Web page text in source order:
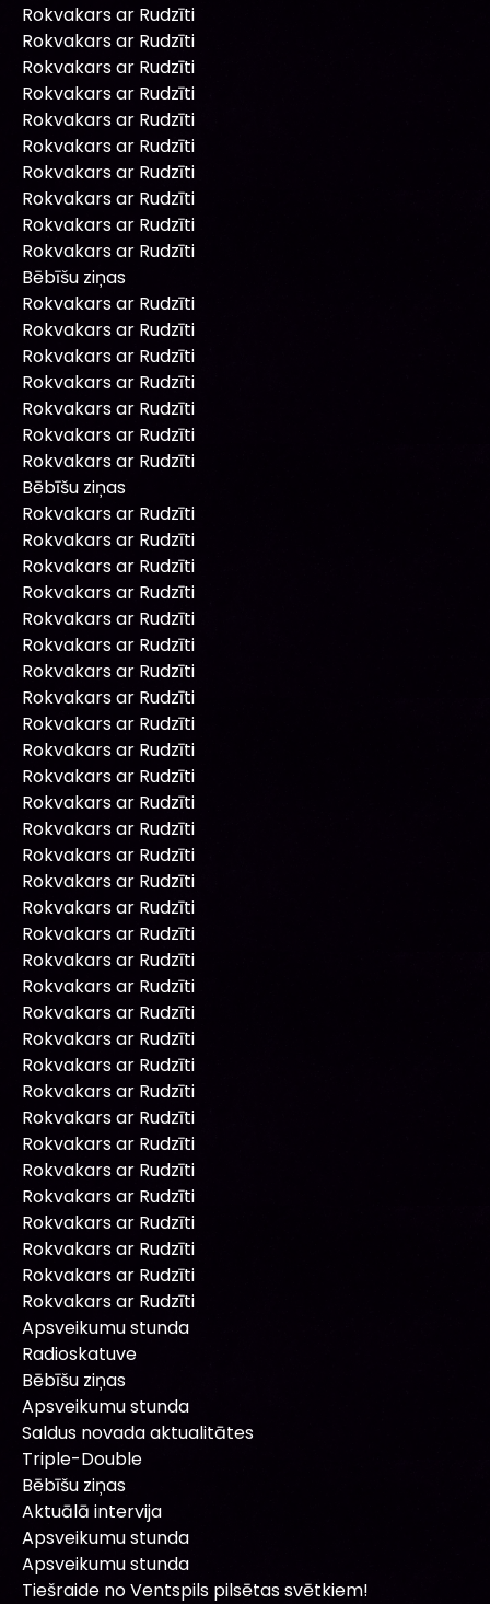
Rokvakars ar Rudzīti
Rokvakars ar Rudzīti
Rokvakars ar Rudzīti
Rokvakars ar Rudzīti
Rokvakars ar Rudzīti
Rokvakars ar Rudzīti
Rokvakars ar Rudzīti
Rokvakars ar Rudzīti
Rokvakars ar Rudzīti
Rokvakars ar Rudzīti
Bēbīšu ziņas
Rokvakars ar Rudzīti
Rokvakars ar Rudzīti
Rokvakars ar Rudzīti
Rokvakars ar Rudzīti
Rokvakars ar Rudzīti
Rokvakars ar Rudzīti
Rokvakars ar Rudzīti
Bēbīšu ziņas
Rokvakars ar Rudzīti
Rokvakars ar Rudzīti
Rokvakars ar Rudzīti
Rokvakars ar Rudzīti
Rokvakars ar Rudzīti
Rokvakars ar Rudzīti
Rokvakars ar Rudzīti
Rokvakars ar Rudzīti
Rokvakars ar Rudzīti
Rokvakars ar Rudzīti
Rokvakars ar Rudzīti
Rokvakars ar Rudzīti
Rokvakars ar Rudzīti
Rokvakars ar Rudzīti
Rokvakars ar Rudzīti
Rokvakars ar Rudzīti
Rokvakars ar Rudzīti
Rokvakars ar Rudzīti
Rokvakars ar Rudzīti
Rokvakars ar Rudzīti
Rokvakars ar Rudzīti
Rokvakars ar Rudzīti
Rokvakars ar Rudzīti
Rokvakars ar Rudzīti
Rokvakars ar Rudzīti
Rokvakars ar Rudzīti
Rokvakars ar Rudzīti
Rokvakars ar Rudzīti
Rokvakars ar Rudzīti
Rokvakars ar Rudzīti
Rokvakars ar Rudzīti
Apsveikumu stunda
Radioskatuve
Bēbīšu ziņas
Apsveikumu stunda
Saldus novada aktualitātes
Triple-Double
Bēbīšu ziņas
Aktuālā intervija
Apsveikumu stunda
Apsveikumu stunda
Tiešraide no Ventspils pilsētas svētkiem!